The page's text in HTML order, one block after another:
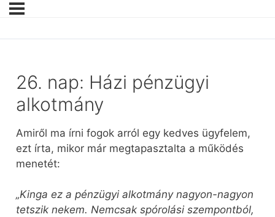
26. nap: Házi pénzügyi
alkotmány
Amiről ma írni fogok arról egy kedves ügyfelem,
ezt írta, mikor már megtapasztalta a működés
menetét:
„Kinga ez a pénzügyi alkotmány nagyon-nagyon
tetszik nekem. Nemcsak spórolási szempontból,